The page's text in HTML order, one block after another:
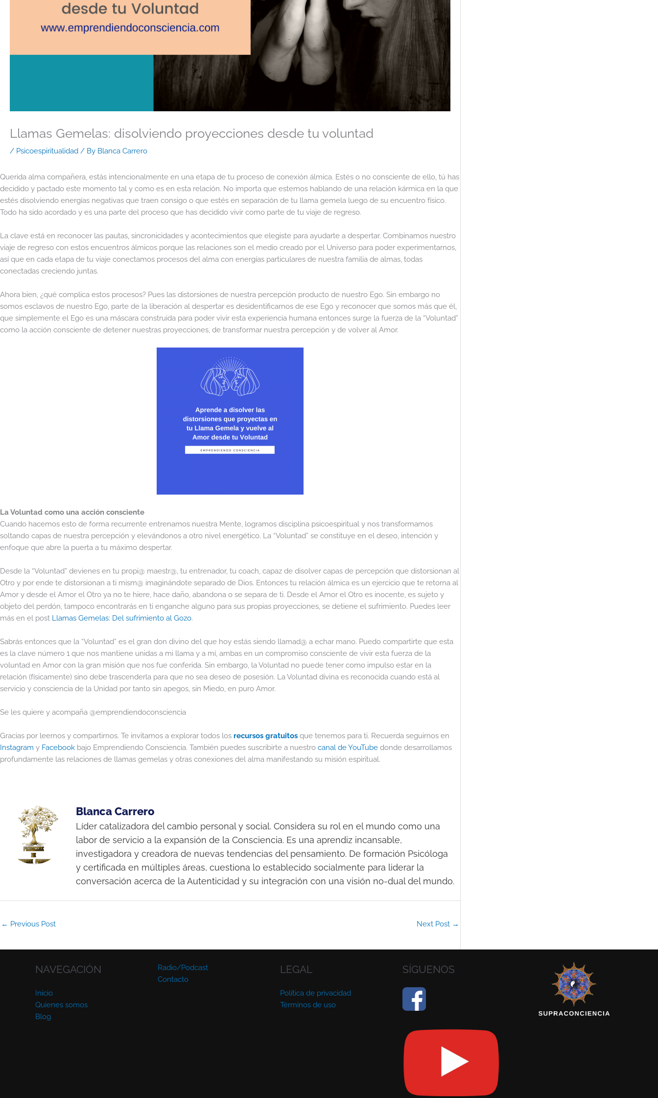
Llamas Gemelas: disolviendo proyecciones desde tu voluntad
/ Psicoespiritualidad / By Blanca Carrero
Querida alma compañera, estás intencionalmente en una etapa de tu proceso de conexión álmica. Estés o no consciente de ello, tú has
decidido y pactado este momento tal y como es en esta relación. No importa que estemos hablando de una relación kármica en la que
estés disolviendo energías negativas que traen consigo o que estés en separación de tu llama gemela luego de su encuentro físico.
Todo ha sido acordado y es una parte del proceso que has decidido vivir como parte de tu viaje de regreso.
La clave está en reconocer las pautas, sincronicidades y acontecimientos que elegiste para ayudarte a despertar. Combinamos nuestro
viaje de regreso con estos encuentros álmicos porque las relaciones son el medio creado por el Universo para poder experimentarnos,
así que en cada etapa de tu viaje conectamos procesos del alma con energías particulares de nuestra familia de almas, todas
conectadas creciendo juntas.
Ahora bien, ¿qué complica estos procesos? Pues las distorsiones de nuestra percepción producto de nuestro Ego. Sin embargo no
somos esclavos de nuestro Ego, parte de la liberación al despertar es desidentificarnos de ese Ego y reconocer que somos más que él,
que simplemente el Ego es una máscara construida para poder vivir esta experiencia humana entonces surge la fuerza de la “Voluntad”
como la acción consciente de detener nuestras proyecciones, de transformar nuestra percepción y de volver al Amor.
La Voluntad como una acción consciente
Cuando hacemos esto de forma recurrente entrenamos nuestra Mente, logramos disciplina psicoespiritual y nos transformamos
soltando capas de nuestra percepción y elevándonos a otro nivel energético. La “Voluntad” se constituye en el deseo, intención y
enfoque que abre la puerta a tu máximo despertar.
Desde la “Voluntad” devienes en tu propi@ maestr@, tu entrenador, tu coach, capaz de disolver capas de percepción que distorsionan al
Otro y por ende te distorsionan a ti mism@ imaginándote separado de Dios. Entonces tu relación álmica es un ejercicio que te retorna al
Amor y desde el Amor el Otro ya no te hiere, hace daño, abandona o se separa de ti. Desde el Amor el Otro es inocente, es sujeto y
objeto del perdón, tampoco encontrarás en ti enganche alguno para sus propias proyecciones, se detiene el sufrimiento. Puedes leer
más en el post Llamas Gemelas: Del sufrimiento al Gozo.
Sabrás entonces que la “Voluntad” es el gran don divino del que hoy estás siendo llamad@ a echar mano. Puedo compartirte que esta
es la clave número 1 que nos mantiene unidas a mi llama y a mí, ambas en un compromiso consciente de vivir esta fuerza de la
voluntad en Amor con la gran misión que nos fue conferida. Sin embargo, la Voluntad no puede tener como impulso estar en la
relación (físicamente) sino debe trascenderla para que no sea deseo de posesión. La Voluntad divina es reconocida cuando está al
servicio y consciencia de la Unidad por tanto sin apegos, sin Miedo, en puro Amor.
Se les quiere y acompaña @emprendiendoconsciencia
Gracias por leernos y compartirnos. Te invitamos a explorar todos los recursos gratuitos que tenemos para ti. Recuerda seguirnos en
Instagram y Facebook bajo Emprendiendo Consciencia. También puedes suscribirte a nuestro canal de YouTube donde desarrollamos
profundamente las relaciones de llamas gemelas y otras conexiones del alma manifestando su misión espiritual.
Blanca Carrero
Líder catalizadora del cambio personal y social. Considera su rol en el mundo como una
labor de servicio a la expansión de la Consciencia. Es una aprendiz incansable,
investigadora y creadora de nuevas tendencias del pensamiento. De formación Psicóloga
y certificada en múltiples áreas, cuestiona lo establecido socialmente para liderar la
conversación acerca de la Autenticidad y su integración con una visión no-dual del mundo.
← Previous Post Next Post →
NAVEGACIÓN
Inicio
Quienes somos
Blog
Radio/Podcast
Contacto
LEGAL
Política de privacidad
Términos de uso
SÍGUENOS